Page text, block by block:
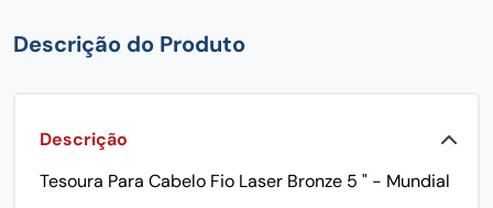
Descrição do Produto
Descrição
Tesoura Para Cabelo Fio Laser Bronze 5 " - Mundial